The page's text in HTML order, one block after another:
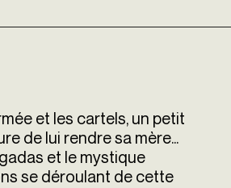
et les cartels, un petit
de lui rendre sa mère...
et le mystique
se déroulant de cette